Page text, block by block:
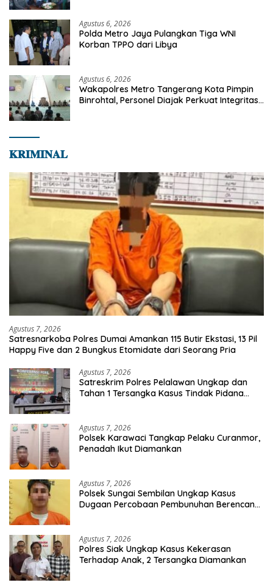
Agustus 6, 2026
Polda Metro Jaya Pulangkan Tiga WNI
Korban TPPO dari Libya
Agustus 6, 2026
Wakapolres Metro Tangerang Kota Pimpin
Binrohtal, Personel Diajak Perkuat Integritas
𝐊𝐑𝐈𝐌𝐈𝐍𝐀𝐋
Agustus 7, 2026
Satresnarkoba Polres Dumai Amankan 115 Butir Ekstasi, 13 Pil
Happy Five dan 2 Bungkus Etomidate dari Seorang Pria
Agustus 7, 2026
Satreskrim Polres Pelalawan Ungkap dan
Tahan 1 Tersangka Kasus Tindak Pidana
Agustus 7, 2026
Polsek Karawaci Tangkap Pelaku Curanmor,
Penadah Ikut Diamankan
Agustus 7, 2026
Polsek Sungai Sembilan Ungkap Kasus
Dugaan Percobaan Pembunuhan Berencana,
Agustus 7, 2026
Polres Siak Ungkap Kasus Kekerasan
Terhadap Anak, 2 Tersangka Diamankan